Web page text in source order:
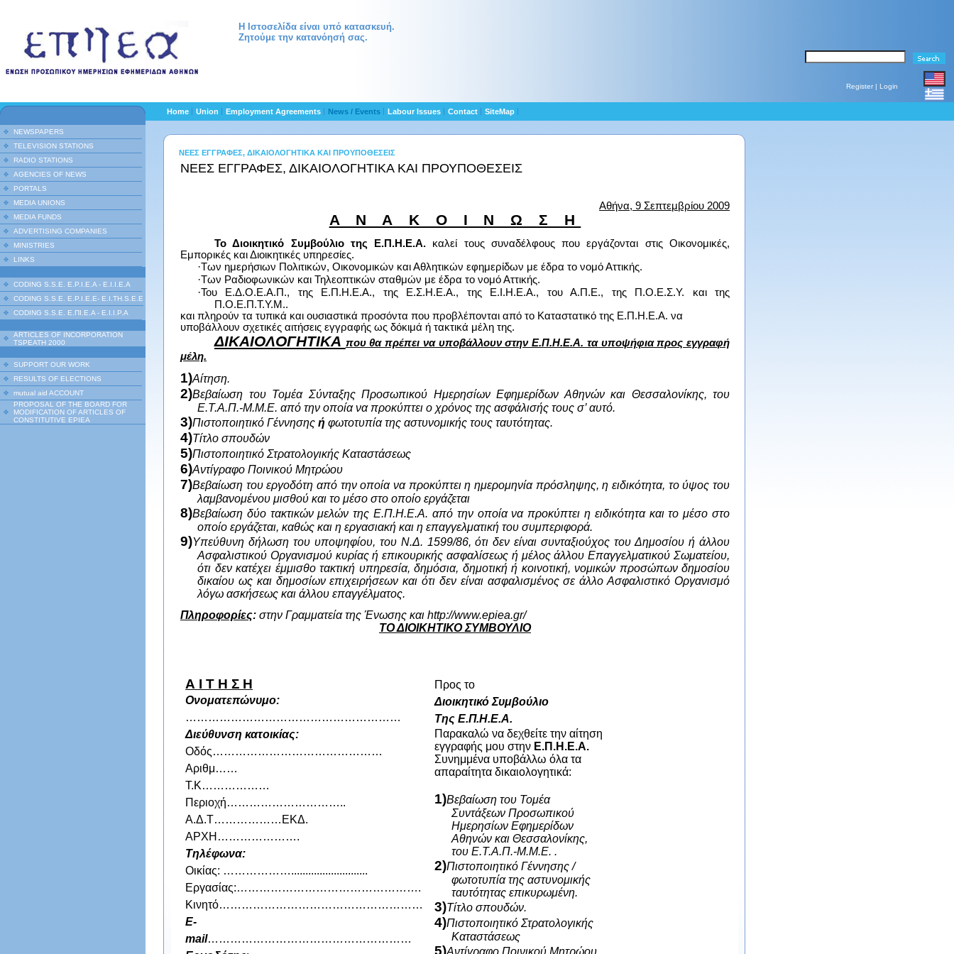
Η Ιστοσελίδα είναι υπό κατασκευή.
Ζητούμε την κατανόησή σας.
Register | Login
NEWSPAPERS
TELEVISION STATIONS
RADIO STATIONS
AGENCIES OF NEWS
PORTALS
MEDIA UNIONS
MEDIA FUNDS
ADVERTISING COMPANIES
MINISTRIES
LINKS
CODING S.S.E. E.P.I.E.A - E.I.I.E.A
CODING S.S.E. E.P.I.E.E- E.I.TH.S.E.E
CODING S.S.E. Ε.ΠΙ.Ε.Α - Ε.Ι.Ι.P.A
ARTICLES OF INCORPORATION
TSPEATH 2000
SUPPORT OUR WORK
RESULTS OF ELECTIONS
mutual aid ACCOUNT
PROPOSAL OF THE BOARD FOR
MODIFICATION OF ARTICLES OF
CONSTITUTIVE EPIEA
Home Union Employment Agreements News / Events Labour Issues Contact SiteMap
ΝΕΕΣ ΕΓΓΡΑΦΕΣ, ΔΙΚΑΙΟΛΟΓΗΤΙΚΑ ΚΑΙ ΠΡΟΥΠΟΘΕΣΕΙΣ
ΝΕΕΣ ΕΓΓΡΑΦΕΣ, ΔΙΚΑΙΟΛΟΓΗΤΙΚΑ ΚΑΙ ΠΡΟΥΠΟΘΕΣΕΙΣ
Αθήνα, 9 Σεπτεμβρίου 2009
Α Ν Α Κ Ο Ι Ν Ω Σ Η
Το Διοικητικό Συμβούλιο της Ε.Π.Η.Ε.Α. καλεί τους συναδέλφους που εργάζονται στις Οικονομικές,
Εμπορικές και Διοικητικές υπηρεσίες.
·Των ημερήσιων Πολιτικών, Οικονομικών και Αθλητικών εφημερίδων με έδρα το νομό Αττικής.
·Των Ραδιοφωνικών και Τηλεοπτικών σταθμών με έδρα το νομό Αττικής.
·Του Ε.Δ.Ο.Ε.Α.Π., της Ε.Π.Η.Ε.Α., της Ε.Σ.Η.Ε.Α., της Ε.Ι.Η.Ε.Α., του Α.Π.Ε., της Π.Ο.Ε.Σ.Υ. και της
Π.Ο.Ε.Π.Τ.Υ.Μ..
και πληρούν τα τυπικά και ουσιαστικά προσόντα που προβλέπονται από το Καταστατικό της Ε.Π.Η.Ε.Α. να
υποβάλλουν σχετικές αιτήσεις εγγραφής ως δόκιμά ή τακτικά μέλη της.
ΔΙΚΑΙΟΛΟΓΗΤΙΚΑ που θα πρέπει να υποβάλλουν στην Ε.Π.Η.Ε.Α. τα υποψήφια προς εγγραφή
μέλη.
1)Αίτηση.
2)Βεβαίωση του Τομέα Σύνταξης Προσωπικού Ημερησίων Εφημερίδων Αθηνών και Θεσσαλονίκης, του
Ε.Τ.Α.Π.-Μ.Μ.Ε. από την οποία να προκύπτει ο χρόνος της ασφάλισής τους σ’ αυτό.
3)Πιστοποιητικό Γέννησης ή φωτοτυπία της αστυνομικής τους ταυτότητας.
4)Τίτλο σπουδών
5)Πιστοποιητικό Στρατολογικής Καταστάσεως
6)Αντίγραφο Ποινικού Μητρώου
7)Βεβαίωση του εργοδότη από την οποία να προκύπτει η ημερομηνία πρόσληψης, η ειδικότητα, το ύψος του
λαμβανομένου μισθού και το μέσο στο οποίο εργάζεται
8)Βεβαίωση δύο τακτικών μελών της Ε.Π.Η.Ε.Α. από την οποία να προκύπτει η ειδικότητα και το μέσο στο
οποίο εργάζεται, καθώς και η εργασιακή και η επαγγελματική του συμπεριφορά.
9)Υπεύθυνη δήλωση του υποψηφίου, του Ν.Δ. 1599/86, ότι δεν είναι συνταξιούχος του Δημοσίου ή άλλου
Ασφαλιστικού Οργανισμού κυρίας ή επικουρικής ασφαλίσεως ή μέλος άλλου Επαγγελματικού Σωματείου,
ότι δεν κατέχει έμμισθο τακτική υπηρεσία, δημόσια, δημοτική ή κοινοτική, νομικών προσώπων δημοσίου
δικαίου ως και δημοσίων επιχειρήσεων και ότι δεν είναι ασφαλισμένος σε άλλο Ασφαλιστικό Οργανισμό
λόγω ασκήσεως και άλλου επαγγέλματος.
Πληροφορίες: στην Γραμματεία της Ένωσης και http://www.epiea.gr/
ΤΟ ΔΙΟΙΚΗΤΙΚΟ ΣΥΜΒΟΥΛΙΟ
Α Ι Τ Η Σ Η
Ονοματεπώνυμο:
…………………………………………………
Διεύθυνση κατοικίας:
Οδός………………………………………
Αριθμ……
T.K………………
Περιοχή…………………………..
Α.Δ.Τ………………ΕΚΔ.
ΑΡΧΗ………………….
Τηλέφωνα:
Οικίας: ………………...........................
Εργασίας:………………………………………….
Κινητό………………………………………………
E-
mail………………………………………………
Προς το
Διοικητικό Συμβούλιο
Της Ε.Π.Η.Ε.Α.
Παρακαλώ να δεχθείτε την αίτηση
εγγραφής μου στην Ε.Π.Η.Ε.Α.
Συνημμένα υποβάλλω όλα τα
απαραίτητα δικαιολογητικά:
1)Βεβαίωση του Τομέα
Συντάξεων Προσωπικού
Ημερησίων Εφημερίδων
Αθηνών και Θεσσαλονίκης,
του Ε.Τ.Α.Π.-Μ.Μ.Ε. .
2)Πιστοποιητικό Γέννησης /
φωτοτυπία της αστυνομικής
ταυτότητας επικυρωμένη.
3)Τίτλο σπουδών.
4)Πιστοποιητικό Στρατολογικής
Καταστάσεως
5)Αντίγραφο Ποινικού Μητρώου